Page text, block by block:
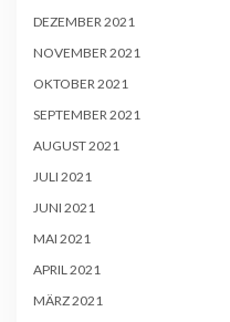
DEZEMBER 2021
NOVEMBER 2021
OKTOBER 2021
SEPTEMBER 2021
AUGUST 2021
JULI 2021
JUNI 2021
MAI 2021
APRIL 2021
MÄRZ 2021